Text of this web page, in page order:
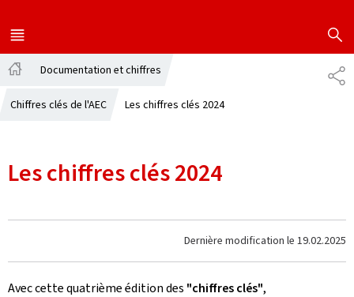
MENU
PRINCIPAL
Documentation et chiffres
Chiffres clés de l'AEC Les chiffres clés 2024
Les chiffres clés 2024
Dernière modification le 19.02.2025
Avec cette quatrième édition des "chiffres clés",